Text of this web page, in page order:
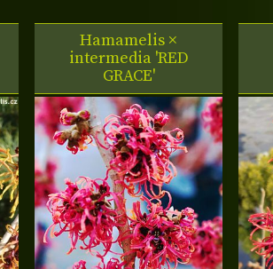
Hamamelis ×
intermedia 'RED
GRACE'